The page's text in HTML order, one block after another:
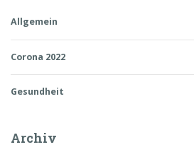
Allgemein
Corona 2022
Gesundheit
Archiv